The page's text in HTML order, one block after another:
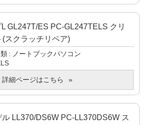
GL247T/ES PC-GL247TELS クリ
(スクラッチリペア)
ノートブックパソコン
詳細ページはこちら
ル LL370/DS6W PC-LL370DS6W ス